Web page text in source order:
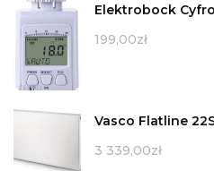
Elektrobock
199,00zł
Vasco Flatline
3 339,00zł